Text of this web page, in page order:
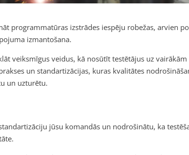
programmatūras izstrādes iespēju robežas, arvien
izmantošana.
veiksmīgus veidus, kā nosūtīt testētājus uz
un standartizācijas, kuras kvalitātes
un uzturētu.
jūsu komandās un nodrošinātu, ka